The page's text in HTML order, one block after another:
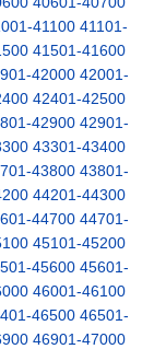
41100 41101-
41501-41600
42000 42001-
42401-42500
42900 42901-
43301-43400
43800 43801-
44201-44300
44700 44701-
45101-45200
45600 45601-
46001-46100
46500 46501-
46901-47000